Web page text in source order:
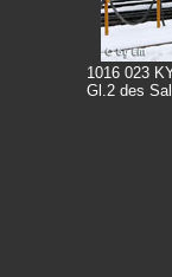
1016 023
Gl.2 des